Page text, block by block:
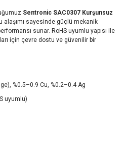
Sentronic SAC0307 Kurşunsuz
alaşımı sayesinde güçlü mekanik
sunar. RoHS uyumlu yapısı ile
için çevre dostu ve güvenilir bir
%0.5–0.9 Cu, %0.2–0.4 Ag
uyumlu)